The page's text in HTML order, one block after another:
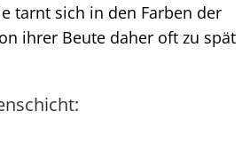
tarnt sich in den Farben der
ihrer Beute daher oft zu spät